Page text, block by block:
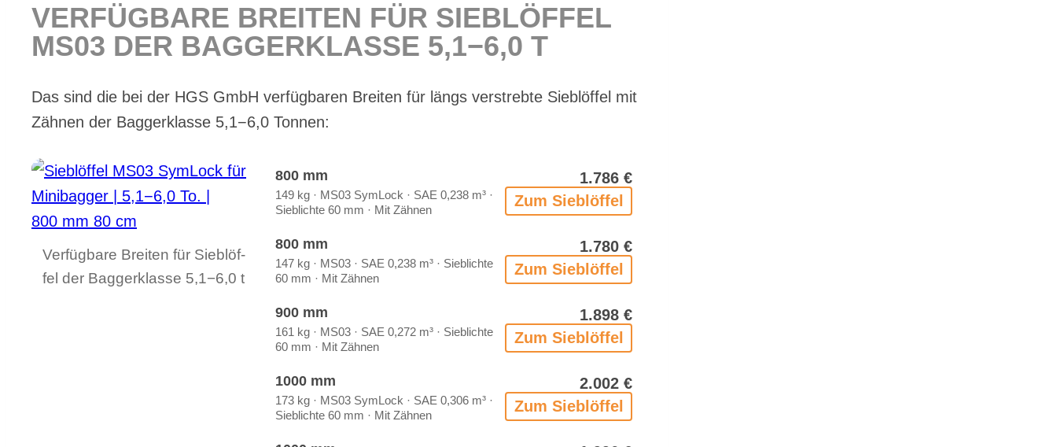
VER­FÜG­BA­RE BREI­TEN FÜR SIEB­LÖF­FEL
MS03 DER BAG­GER­KLAS­SE 5,1−6,0 T
Das sind die bei der HGS GmbH ver­füg­ba­ren Brei­ten für längs ver­streb­te Sieb­löf­fel mit
Zäh­nen der Bag­ger­klas­se 5,1−6,0 Ton­nen:
Ver­füg­ba­re Brei­ten für Sieb­löf­
fel der Bag­ger­klas­se 5,1−6,0 t
800 mm
149 kg · MS03 Sym­Lock · SAE 0,238 m³ ·
Sieb­lich­te 60 mm · Mit Zäh­nen
1.786 €
Zum Sieb­löf­fel
800 mm
147 kg · MS03 · SAE 0,238 m³ · Sieb­lich­te
60 mm · Mit Zäh­nen
1.780 €
Zum Sieb­löf­fel
900 mm
161 kg · MS03 · SAE 0,272 m³ · Sieb­lich­te
60 mm · Mit Zäh­nen
1.898 €
Zum Sieb­löf­fel
1000 mm
173 kg · MS03 Sym­Lock · SAE 0,306 m³ ·
Sieb­lich­te 60 mm · Mit Zäh­nen
2.002 €
Zum Sieb­löf­fel